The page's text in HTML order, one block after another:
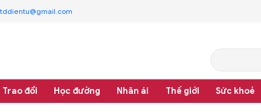
Trao đổi Học đường Nhân ái Thế giới Sức khoẻ